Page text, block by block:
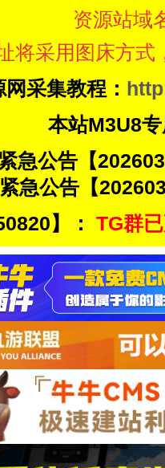
资源站域
将采用图床方式
采集教程：
本站M3U8专
紧急公告【
紧急公告【
】：
TG群